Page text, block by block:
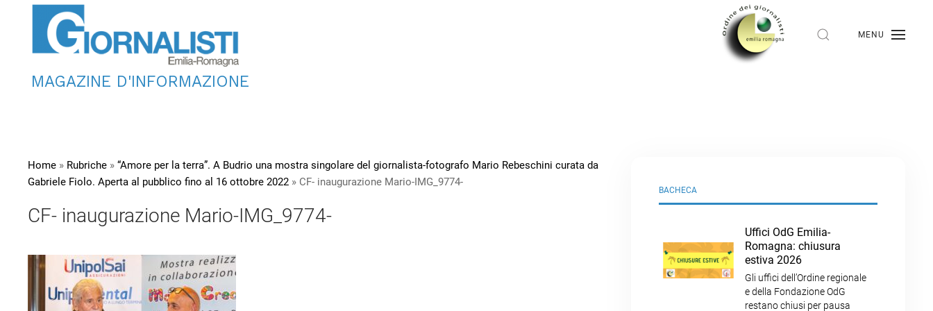
MENU
MAGAZINE D'INFORMAZIONE
Home » Rubriche » “Amore per la terra”. A Budrio una mostra singolare del giornalista-fotografo Mario Rebeschini curata da
Gabriele Fiolo. Aperta al pubblico fino al 16 ottobre 2022 » CF- inaugurazione Mario-IMG_9774-
CF- inaugurazione Mario-IMG_9774-
BACHECA
Uffici OdG Emilia-
Romagna: chiusura
estiva 2026
Gli uffici dell’Ordine regionale
e della Fondazione OdG
restano chiusi per pausa